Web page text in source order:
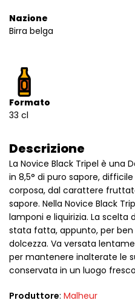
Nazione
Birra belga
Formato
33 cl
Descrizione
La Novice Black Tripel è una
in 8,5° di puro sapore,
corposa, dal carattere
sapore. Nella Novice Black
lamponi e liquirizia. La
stata fatta, appunto, per
dolcezza. Va versata
per mantenere inalterate le
conservata in un luogo
Produttore: Malheur